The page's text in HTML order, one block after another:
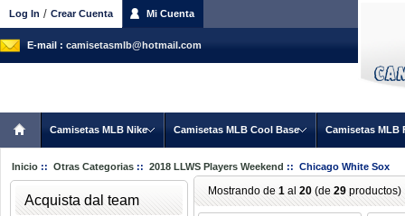
Log In / Crear Cuenta Mi Cuenta
E-mail : camisetasmlb@hotmail.com
Camisetas MLB Nike Camisetas MLB Cool Base Camisetas MLB
Inicio :: Otras Categorias :: 2018 LLWS Players Weekend :: Chicago White Sox
Acquista dal team
Mostrando de 1 al 20 (de 29 productos)